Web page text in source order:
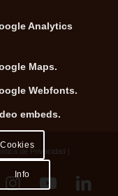
de Privacidad |
Analytics
Maps.
Webfonts.
embeds.
Info